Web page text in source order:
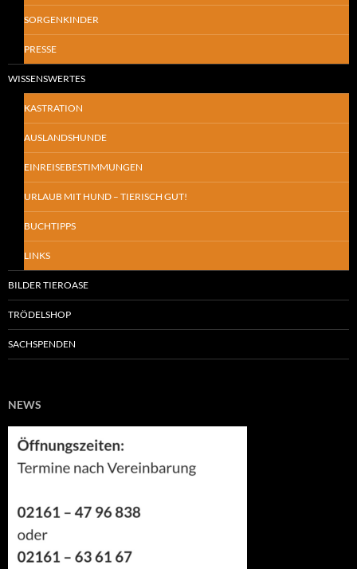
SORGENKINDER
PRESSE
WISSENSWERTES
KASTRATION
AUSLANDSHUNDE
EINREISEBESTIMMUNGEN
URLAUB MIT HUND – TIERISCH GUT!
BUCHTIPPS
LINKS
BILDER TIEROASE
TRÖDELSHOP
SACHSPENDEN
NEWS